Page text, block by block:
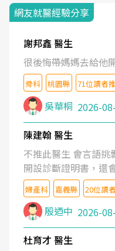
網友就醫經驗分享
謝邦鑫 醫生
很後悔帶媽媽去給他
骨科 桃園縣 71位讀者
吳華桐 2026-
陳建翰 醫生
不推此醫生 會言語挑
開設診斷證明書，還
婦產科 嘉義縣 20位讀
殷迺中 2026-
杜育才 醫生